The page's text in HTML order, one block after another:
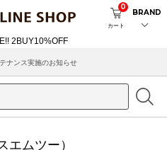
カート
0
BRAND
遅延・停止について
エムツー）